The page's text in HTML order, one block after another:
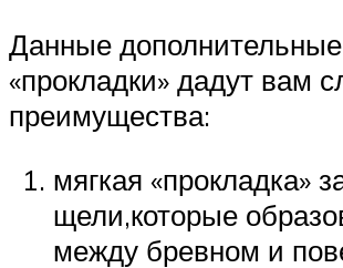
Данные
«прокладки» дадут вам
преимущества:
мягкая «прокладка»
щели,которые
между бревном и